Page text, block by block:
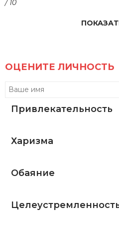
/ 10
ОЦЕНИТЕ ЛИЧНОСТЬ
Привлекательность
Харизма
Обаяние